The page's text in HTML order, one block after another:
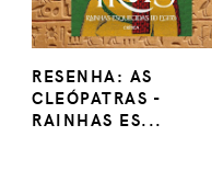
RESENHA: AS
CLEÓPATRAS -
RAINHAS ES...